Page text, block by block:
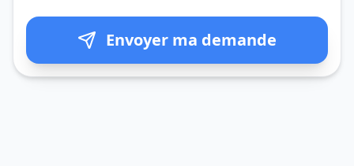
Envoyer ma demande